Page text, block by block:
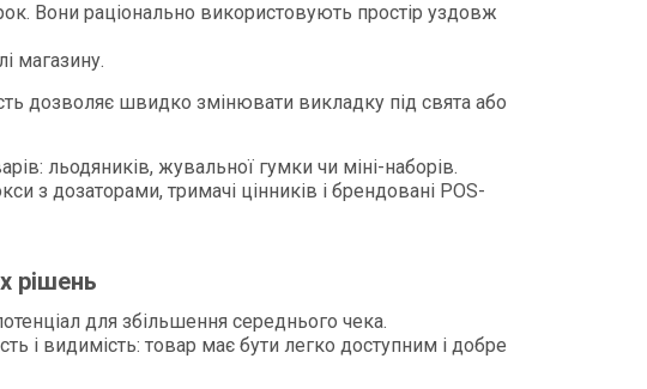
Вони раціонально використовують простір уздовж
магазину.
дозволяє швидко змінювати викладку під свята або
льодяників, жувальної гумки чи міні-наборів.
з дозаторами, тримачі цінників і брендовані POS-
рішень
для збільшення середнього чека.
і видимість: товар має бути легко доступним і добре